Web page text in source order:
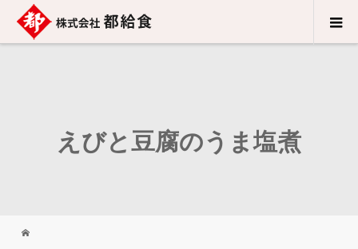
えびと豆腐のうま塩煮